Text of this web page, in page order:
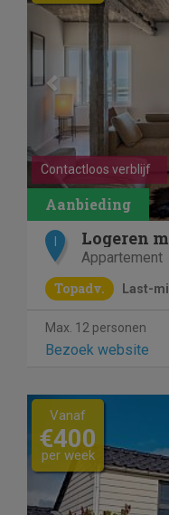
Contactloos verblijf
Logeren
Appartement
Topadv. Last-
Max. 12 personen
Bezoek website
Previous
Vanaf
€400
per week